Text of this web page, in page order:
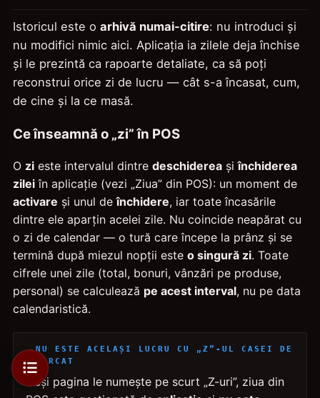
Istoricul este o arhivă numai-citire: nu introduci și
nu modifici nimic aici. Aplicația ia zilele deja închise
și le prezintă ca rapoarte detaliate, ca să poți
reconstrui orice zi de lucru — cât s-a încasat, cum,
de cine și la ce masă.
Ce înseamnă o „zi” în POS
O zi este intervalul dintre deschiderea șiînchiderea
zilei în aplicație (vezi „Ziua” din POS): un moment de
activare și unul deînchidere, iar toate încasările
dintre ele aparțin acelei zile. Nu coincide neapărat cu
o zi de calendar — o tură care începe la prânz și se
termină după miezul nopții este o singură zi. Toate
cifrele unei zile (total, bonuri, vânzări pe produse,
personal) se calculează pe acest interval, nu pe data
calendaristică.
NU ESTE ACELAȘI LUCRU CU „Z”-UL CASEI DE
MARCAT
Deși pagina le numește pe scurt „Z-uri”, ziua din